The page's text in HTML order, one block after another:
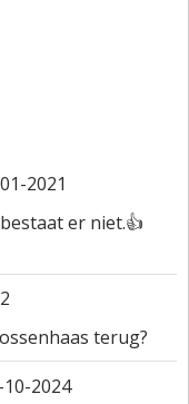
2021
er niet.👍
terug?
10-2024